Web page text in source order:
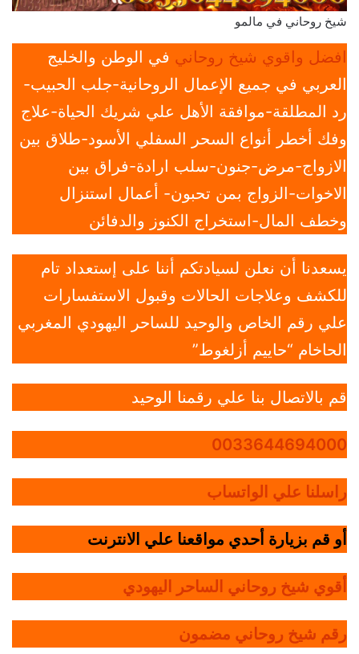
شيخ روحاني في مالمو
افضل واقوي شيخ روحاني في الوطن والخليج
العربي في جميع الإعمال الروحانية-جلب الحبيب-
رد المطلقة-موافقة الأهل علي شريك الحياة-علاج
وفك أخطر أنواع السحر السفلي الأسود-طلاق بين
الازواج-مرض-جنون-سلب ارادة-فراق بين
الاخوات-الزواج بمن تحبون- أعمال استنزال
وخطف المال-استخراج الكنوز والدفائن
يسعدنا أن نعلن لسيادتكم أننا على إستعداد تام
للكشف وعلاجات الحالات وقبول الاستفسارات
علي رقم الخاص والوحيد للساحر اليهودي المغربي
الحاخام “حاييم أزلغوط”
قم بالاتصال بنا علي رقمنا الوحيد
0033644694000
راسلنا علي الواتساب
أو قم بزيارة أحدي مواقعنا علي الانترنت
أقوي شيخ روحاني الساحر اليهودي
رقم شيخ روحاني مضمون